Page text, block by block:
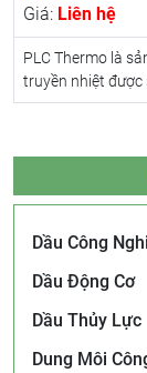
Giá: Liên hệ
PLC Thermo là
truyền nhiệt được
Dầu Công
Dầu Động Cơ
Dầu Thủy Lực
Dung Môi